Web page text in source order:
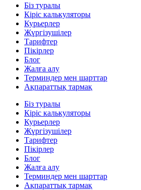
Біз туралы
Кіріс калькуляторы
Курьерлер
Жүргізушілер
Тарифтер
Пікірлер
Блог
Жалға алу
Терминдер мен шарттар
Ақпараттық тармақ
Біз туралы
Кіріс калькуляторы
Курьерлер
Жүргізушілер
Тарифтер
Пікірлер
Блог
Жалға алу
Терминдер мен шарттар
Ақпараттық тармақ